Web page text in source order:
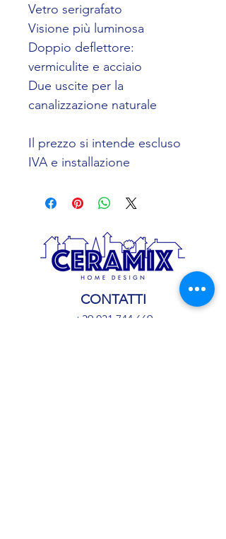
Vetro serigrafato
Visione più luminosa
Doppio deflettore:
vermiculite e acciaio
Due uscite per la
canalizzazione naturale
Il prezzo si intende escluso
IVA e installazione
CONTATTI
+39 031 744 669